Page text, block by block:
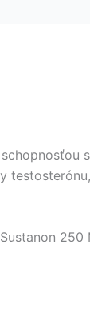
testosterónu,
250